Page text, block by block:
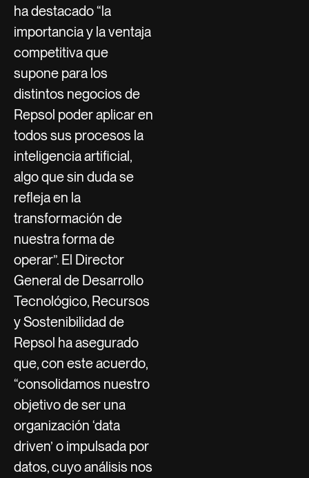
ha destacado “la
importancia y la ventaja
competitiva que
supone para los
distintos negocios de
Repsol poder aplicar en
todos sus procesos la
inteligencia artificial,
algo que sin duda se
refleja en la
transformación de
nuestra forma de
operar”. El Director
General de Desarrollo
Tecnológico, Recursos
y Sostenibilidad de
Repsol ha asegurado
que, con este acuerdo,
“consolidamos nuestro
objetivo de ser una
organización ‘data
driven’ o impulsada por
datos, cuyo análisis nos